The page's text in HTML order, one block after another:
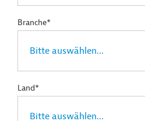
Branche*
Land*